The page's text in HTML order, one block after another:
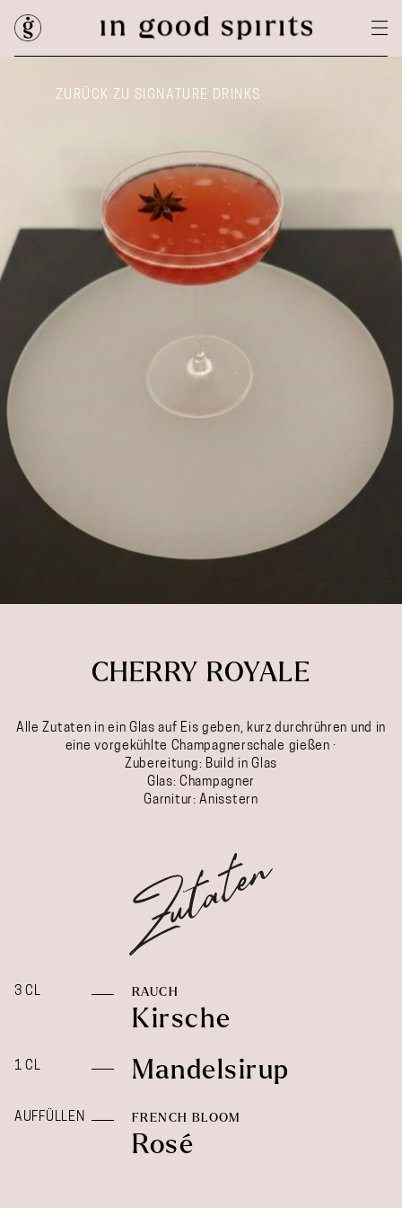
ZURÜCK ZU SIGNATURE DRINKS
CHERRY ROYALE
Alle Zutaten in ein Glas auf Eis geben, kurz durchrühren und in
eine vorgekühlte Champagnerschale gießen ·
Zubereitung: Build in Glas
Glas: Champagner
Garnitur: Anisstern
3 CL RAUCH
Kirsche
1 CL Mandelsirup
AUFFÜLLEN FRENCH BLOOM
Rosé